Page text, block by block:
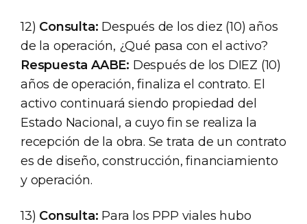
12) Consulta: Después de los diez (10) años
de la operación, ¿Qué pasa con el activo?
Respuesta AABE: Después de los DIEZ (10)
años de operación, finaliza el contrato. El
activo continuará siendo propiedad del
Estado Nacional, a cuyo fin se realiza la
recepción de la obra. Se trata de un contrato
es de diseño, construcción, financiamiento
y operación.
13) Consulta: Para los PPP viales hubo